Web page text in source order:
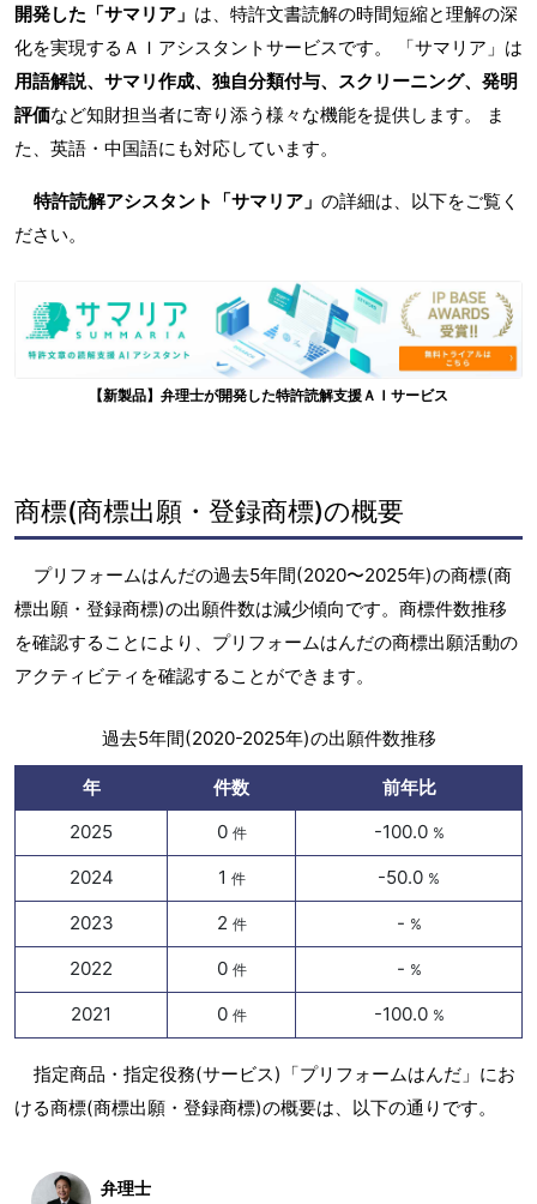
開発した「サマリア」 は、特許文書読解の時間短縮と理解の深
化を実現するＡＩアシスタントサービスです。 「サマリア」は
用語解説、サマリ作成、独自分類付与、スクリーニング、発明
評価など知財担当者に寄り添う様々な機能を提供します。 ま
た、英語・中国語にも対応しています。
特許読解アシスタント「サマリア」 の詳細は、以下をご覧く
ださい。
【新製品】弁理士が開発した特許読解支援ＡＩサービス
商標(商標出願・登録商標)の概要
プリフォームはんだの過去5年間(2020〜2025年)の商標(商
標出願・登録商標)の出願件数は減少傾向です。商標件数推移
を確認することにより、プリフォームはんだの商標出願活動の
アクティビティを確認することができます。
過去5年間(2020-2025年)の出願件数推移
年 件数
前年比
2025
0 件 -100.0 %
2024 1 件 -50.0 %
2023 2 件 - %
2022 0 件 - %
2021 0 件 -100.0 %
指定商品・指定役務(サービス)「プリフォームはんだ」にお
ける商標(商標出願・登録商標)の概要は、以下の通りです。
弁理士